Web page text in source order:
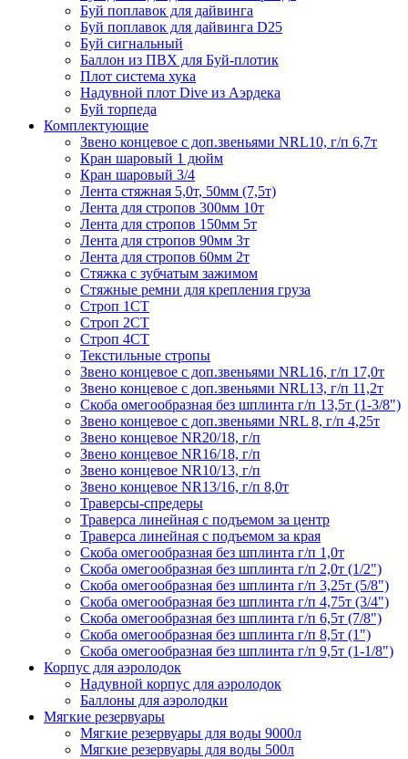
Буй поплавок для дайвинга
Буй поплавок для дайвинга D25
Буй сигнальный
Баллон из ПВХ для Буй-плотик
Плот система хука
Надувной плот Dive из Аэрдека
Буй торпеда
Комплектующие
Звено концевое с доп.звеньями NRL10, г/п 6,7т
Кран шаровый 1 дюйм
Кран шаровый 3/4
Лента стяжная 5,0т, 50мм (7,5т)
Лента для стропов 300мм 10т
Лента для стропов 150мм 5т
Лента для стропов 90мм 3т
Лента для стропов 60мм 2т
Стяжка с зубчатым зажимом
Стяжные ремни для крепления груза
Строп 1СТ
Строп 2СТ
Строп 4СТ
Текстильные стропы
Звено концевое с доп.звеньями NRL16, г/п 17,0т
Звено концевое с доп.звеньями NRL13, г/п 11,2т
Скоба омегообразная без шплинта г/п 13,5т (1-3/8")
Звено концевое с доп.звеньями NRL 8, г/п 4,25т
Звено концевое NR20/18, г/п
Звено концевое NR16/18, г/п
Звено концевое NR10/13, г/п
Звено концевое NR13/16, г/п 8,0т
Траверсы-спредеры
Траверса линейная с подъемом за центр
Траверса линейная с подъемом за края
Скоба омегообразная без шплинта г/п 1,0т
Скоба омегообразная без шплинта г/п 2,0т (1/2")
Скоба омегообразная без шплинта г/п 3,25т (5/8")
Скоба омегообразная без шплинта г/п 4,75т (3/4")
Скоба омегообразная без шплинта г/п 6,5т (7/8")
Скоба омегообразная без шплинта г/п 8,5т (1")
Скоба омегообразная без шплинта г/п 9,5т (1-1/8")
Корпус для аэролодок
Надувной корпус для аэролодок
Баллоны для аэролодки
Мягкие резервуары
Мягкие резервуары для воды 9000л
Мягкие резервуары для воды 500л